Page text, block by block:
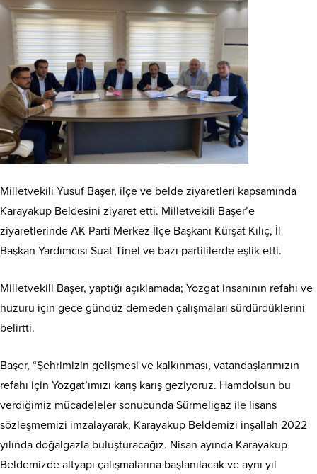
Milletvekili Yusuf Başer, ilçe ve belde ziyaretleri kapsamında
Karayakup Beldesini ziyaret etti. Milletvekili Başer’e
ziyaretlerinde AK Parti Merkez İlçe Başkanı Kürşat Kılıç, İl
Başkan Yardımcısı Suat Tinel ve bazı partililerde eşlik etti.
Milletvekili Başer, yaptığı açıklamada; Yozgat insanının refahı ve
huzuru için gece gündüz demeden çalışmaları sürdürdüklerini
belirtti.
Başer, “Şehrimizin gelişmesi ve kalkınması, vatandaşlarımızın
refahı için Yozgat’ımızı karış karış geziyoruz. Hamdolsun bu
verdiğimiz mücadeleler sonucunda Sürmeligaz ile lisans
sözleşmemizi imzalayarak, Karayakup Beldemizi inşallah 2022
yılında doğalgazla buluşturacağız. Nisan ayında Karayakup
Beldemizde altyapı çalışmalarına başlanılacak ve aynı yıl